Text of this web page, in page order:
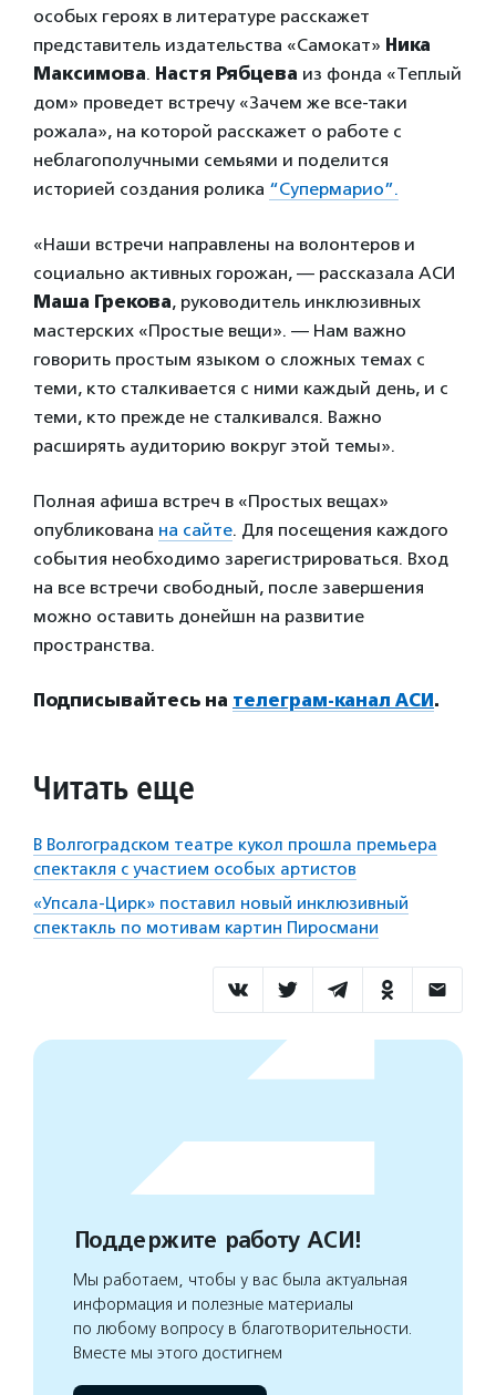
особых героях в литературе расскажет
представитель издательства «Самокат» Ника
Максимова. Настя Рябцева из фонда «Теплый
дом» проведет встречу «Зачем же все-таки
рожала», на которой расскажет о работе с
неблагополучными семьями и поделится
историей создания ролика “Супермарио”.
«Наши встречи направлены на волонтеров и
социально активных горожан, — рассказала АСИ
Маша Грекова, руководитель инклюзивных
мастерских «Простые вещи». — Нам важно
говорить простым языком о сложных темах с
теми, кто сталкивается с ними каждый день, и с
теми, кто прежде не сталкивался. Важно
расширять аудиторию вокруг этой темы».
Полная афиша встреч в «Простых вещах»
опубликована на сайте. Для посещения каждого
события необходимо зарегистрироваться. Вход
на все встречи свободный, после завершения
можно оставить донейшн на развитие
пространства.
Подписывайтесь на телеграм-канал АСИ.
Читать еще
В Волгоградском театре кукол прошла премьера
спектакля с участием особых артистов
«Упсала-Цирк» поставил новый инклюзивный
спектакль по мотивам картин Пиросмани
Поддержите работу АСИ!
Мы работаем, чтобы у вас была актуальная
информация и полезные материалы
по любому вопросу в благотворительности.
Вместе мы этого достигнем